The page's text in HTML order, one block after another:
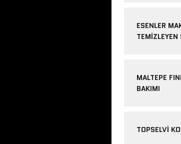
ESENLER
TEMIZLEYEN
MALTEPE
BAKIMI
TOPSELVI